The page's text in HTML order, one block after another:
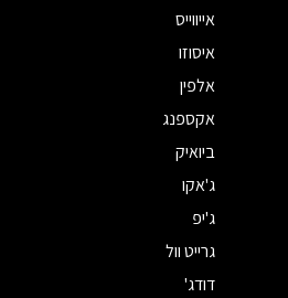
אייווייס
איסוזו
אלפין
אקספנג
ביואיק
ג'אקו
ג'יפ
גרייט וול
דודג'